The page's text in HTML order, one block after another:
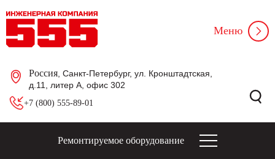
Россия , Санкт-Петербург, ул. Кронштадтская,
д.11, литер А, офис 302
+7 (800) 555-89-01
Меню
Ремонтируемое оборудование